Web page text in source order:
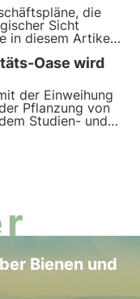
die
Sicht
in diesem Artikel
Pills from the
Sustainability
Oase wird
der Einweihung
Pflanzung von
Studien- und
Thema
Bienen und